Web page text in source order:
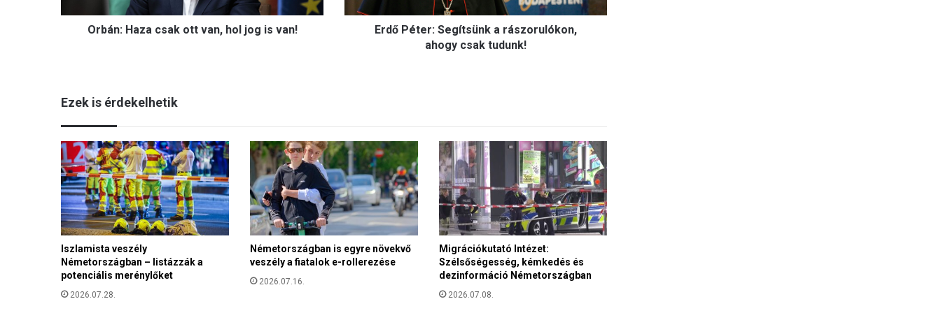
z
o
v
a
n
,
h
o
l
o
g
i
Orbán: Haza csak ott van, hol jog is van!
r
n
a
r
á
s
z
o
r
Erdő Péter: Segítsünk a rászorulókon,
ahogy csak tudunk!
Ezek is érdekelhetik
Iszlamista veszély
Németországban – listázzák a
potenciális merénylőket
2026.07.28.
Németországban is egyre növekvő
veszély a fiatalok e-rollerezése
2026.07.16.
Migrációkutató Intézet:
Szélsőségesség, kémkedés és
dezinformáció Németországban
2026.07.08.